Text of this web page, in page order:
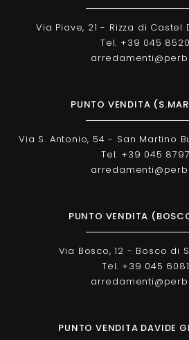
Via Piave, 21 - Rizza di Castel
Tel. +39 045
PUNTO VENDITA
Via S. Antonio, 54 - San Martino
Tel. +39 045
PUNTO VENDITA
Via Bosco, 12 - Bosco di
Tel. +39 045
PUNTO VENDITA DAVIDE